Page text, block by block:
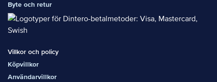
Byte och retur
Villkor och policy
Köpvillkor
Användarvillkor